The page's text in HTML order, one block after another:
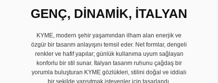
GENÇ, DİNAMİK, İTALYAN
KYME, modern şehir yaşamından ilham alan enerjik ve
özgür bir tasarım anlayışını temsil eder. Net formlar, dengeli
renkler ve hafif yapılar; günlük kullanıma uyum sağlayan
konforlu bir stil sunar. İtalyan tasarım ruhunu çağdaş bir
yorumla buluşturan KYME gözlükleri, stilini doğal ve iddialı
bir şekilde yansıtmak isteyenler için tasarlandı.